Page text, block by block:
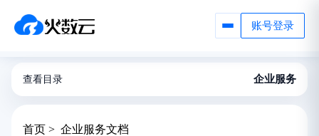
账号登录
查看目录 企业服务
首页 > 企业服务文档